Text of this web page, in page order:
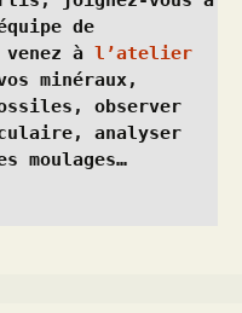
à l’atelier
minéraux,
observer
analyser
moulages…